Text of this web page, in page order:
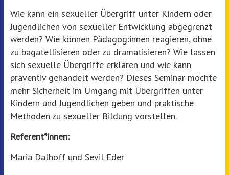
Wie kann ein sexueller Übergriff unter Kindern oder
Jugendlichen von sexueller Entwicklung abgegrenzt
werden? Wie können Pädagog:innen reagieren, ohne
zu bagatellisieren oder zu dramatisieren? Wie lassen
sich sexuelle Übergriffe erklären und wie kann
präventiv gehandelt werden? Dieses Seminar möchte
mehr Sicherheit im Umgang mit Übergriffen unter
Kindern und Jugendlichen geben und praktische
Methoden zu sexueller Bildung vorstellen.
Referent*innen:
Maria Dalhoff und Sevil Eder